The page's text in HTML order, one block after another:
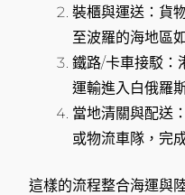
裝櫃與運送：貨
至波羅的海地區
鐵路/卡車接駁：
運輸進入白俄羅
當地清關與配送
或物流車隊，完
這樣的流程整合海運與